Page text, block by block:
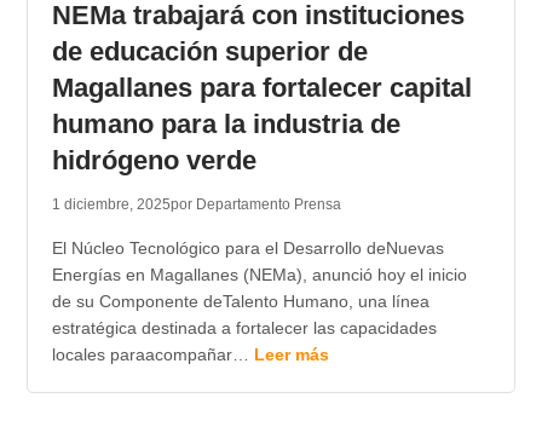
NEMa trabajará con instituciones
de educación superior de
Magallanes para fortalecer capital
humano para la industria de
hidrógeno verde
1 diciembre, 2025por Departamento Prensa
El Núcleo Tecnológico para el Desarrollo deNuevas
Energías en Magallanes (NEMa), anunció hoy el inicio
de su Componente deTalento Humano, una línea
estratégica destinada a fortalecer las capacidades
locales paraacompañar… Leer más